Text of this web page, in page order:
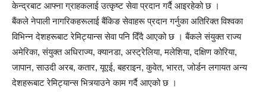
केन्द्रबाट आफ्ना ग्राहकलाई उत्कृष्ट सेवा प्रदान गर्दै आइरहेको छ ।
बैंकले नेपाली नागरिकहरूलाई बैंकिङ सेवाहरू प्रदान गर्नुका अतिरिक्त विश्वका
विभिन्न देशहरूबाट रेमिट्यान्स सेवा पनि दिँदै आएको छ । बैंकले संयुक्त राज्य
अमेरिका, संयुक्त अधिराज्य, क्यानडा, अस्ट्रेलिया, मलेशिया, दक्षिण कोरिया,
जापान, साउदी अरब, कतार, यूएई, बहराइन, कुवेत, भारत, जोर्डन लगायत अन्य
देशहरूबाट रेमिट्यान्स भित्र्याउने काम गर्दै आएको छ ।